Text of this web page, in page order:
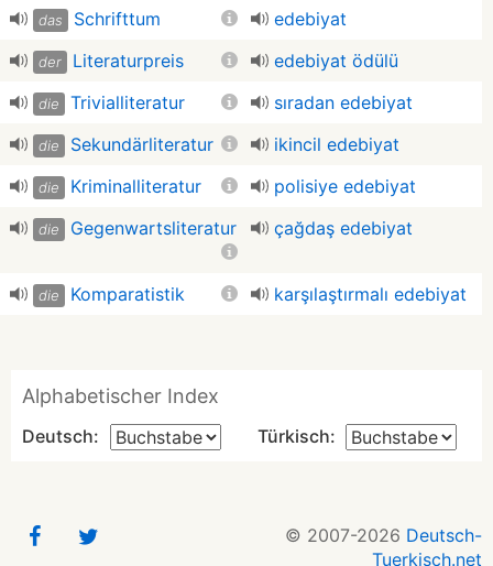
das Schrifttum edebiyat
der Literaturpreis edebiyat ödülü
die Trivialliteratur sıradan edebiyat
die Sekundärliteratur ikincil edebiyat
die Kriminalliteratur polisiye edebiyat
die Gegenwartsliteratur çağdaş edebiyat
die Komparatistik karşılaştırmalı edebiyat
Alphabetischer Index
Deutsch: Türkisch:
© 2007-2026 Deutsch-
Tuerkisch.net